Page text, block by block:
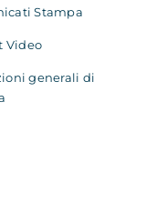
Stampa
Video
generali di